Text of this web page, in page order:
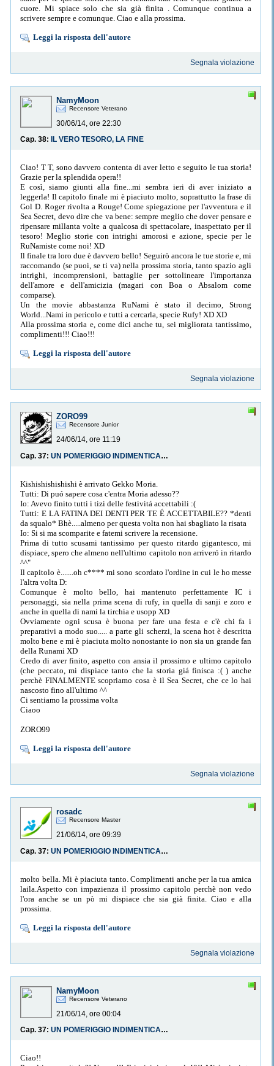
cuore. Mi spiace solo che sia già finita . Comunque continua a
scrivere sempre e comunque. Ciao e alla prossima.
Leggi la risposta dell'autore
Segnala violazione
NamyMoon
Recensore Veterano
30/06/14, ore 22:30
Cap. 38:
IL VERO TESORO, LA FINE
Ciao! T T, sono davvero contenta di aver letto e seguito le tua storia!
Grazie per la splendida opera!!
E così, siamo giunti alla fine...mi sembra ieri di aver iniziato a
leggerla! Il capitolo finale mi è piaciuto molto, soprattutto la frase di
Gol D. Roger rivolta a Rouge! Come spiegazione per l'avventura e il
Sea Secret, devo dire che va bene: sempre meglio che dover pensare e
ripensare millanta volte a qualcosa di spettacolare, inaspettato per il
tesoro! Meglio storie con intrighi amorosi e azione, specie per le
RuNamiste come noi! XD
Il finale tra loro due è davvero bello! Seguirò ancora le tue storie e, mi
raccomando (se puoi, se ti va) nella prossima storia, tanto spazio agli
intrighi, incomprensioni, battaglie per sottolineare l'importanza
dell'amore e dell'amicizia (magari con Boa o Absalom come
comparse).
Un the movie abbastanza RuNami è stato il decimo, Strong
World...Nami in pericolo e tutti a cercarla, specie Rufy! XD XD
Alla prossima storia e, come dici anche tu, sei migliorata tantissimo,
complimenti!!! Ciao!!!
Leggi la risposta dell'autore
Segnala violazione
ZORO99
Recensore Junior
24/06/14, ore 11:19
Cap. 37:
UN POMERIGGIO INDIMENTICABILE
Kishishishishishi è arrivato Gekko Moria.
Tutti: Di puó sapere cosa c'entra Moria adesso??
Io: Avevo finito tutti i tizi delle festivitá accettabili :(
Tutti: E LA FATINA DEI DENTI PER TE É ACCETTABILE?? *denti
da squalo* Bhè.....almeno per questa volta non hai sbagliato la risata
Io: Si si ma scomparite e fatemi scrivere la recensione.
Prima di tutto scusami tantissimo per questo ritardo gigantesco, mi
dispiace, spero che almeno nell'ultimo capitolo non arriveró in ritardo
^^"
Il capitolo è.......oh c**** mi sono scordato l'ordine in cui le ho messe
l'altra volta D:
Comunque è molto bello, hai mantenuto perfettamente IC i
personaggi, sia nella prima scena di rufy, in quella di sanji e zoro e
anche in quella di nami la tirchia e usopp XD
Ovviamente ogni scusa è buona per fare una festa e c'è chi fa i
preparativi a modo suo..... a parte gli scherzi, la scena hot è descritta
molto bene e mi è piaciuta molto nonostante io non sia un grande fan
della Runami XD
Credo di aver finito, aspetto con ansia il prossimo e ultimo capitolo
(che peccato, mi dispiace tanto che la storia giá finisca :( ) anche
perchè FINALMENTE scopriamo cosa è il Sea Secret, che ce lo hai
nascosto fino all'ultimo ^^
Ci sentiamo la prossima volta
Ciaoo
ZORO99
Leggi la risposta dell'autore
Segnala violazione
rosadc
Recensore Master
21/06/14, ore 09:39
Cap. 37:
UN POMERIGGIO INDIMENTICABILE
molto bella. Mi è piaciuta tanto. Complimenti anche per la tua amica
laila.Aspetto con impazienza il prossimo capitolo perchè non vedo
l'ora anche se un pò mi dispiace che sia già finita. Ciao e alla
prossima.
Leggi la risposta dell'autore
Segnala violazione
NamyMoon
Recensore Veterano
21/06/14, ore 00:04
Cap. 37:
UN POMERIGGIO INDIMENTICABILE
Ciao!!